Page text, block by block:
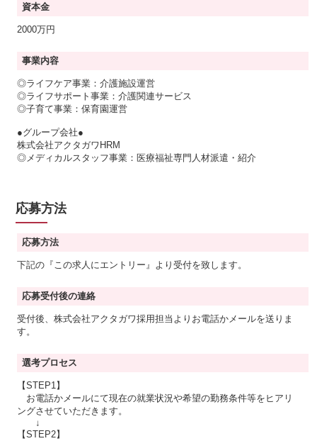
資本金
2000万円
事業内容
◎ライフケア事業：介護施設運営
◎ライフサポート事業：介護関連サービス
◎子育て事業：保育園運営
●グループ会社●
株式会社アクタガワHRM
◎メディカルスタッフ事業：医療福祉専門人材派遣・紹介
応募方法
応募方法
下記の『この求人にエントリー』より受付を致します。
応募受付後の連絡
受付後、株式会社アクタガワ採用担当よりお電話かメールを送りま
す。
選考プロセス
【STEP1】
お電話かメールにて現在の就業状況や希望の勤務条件等をヒアリ
ングさせていただきます。
↓
【STEP2】